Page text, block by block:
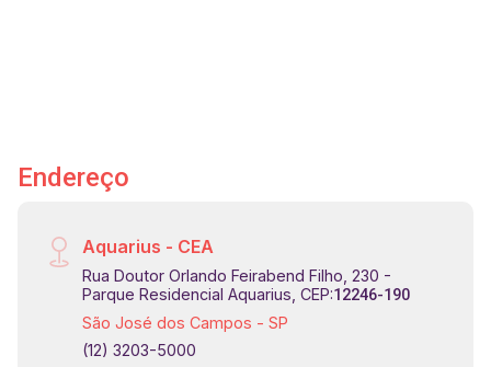
Endereço
Aquarius - CEA
Rua Doutor Orlando Feirabend Filho, 230 -
Parque Residencial Aquarius, CEP:12246-190
São José dos Campos - SP
(12) 3203-5000